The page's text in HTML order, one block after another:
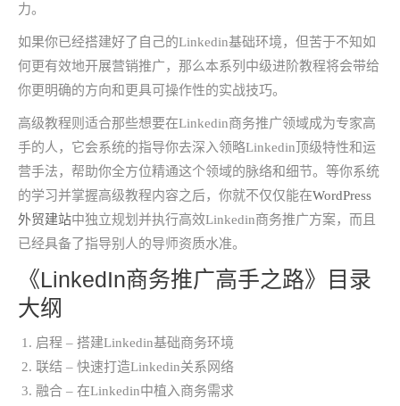
力。
如果你已经搭建好了自己的Linkedin基础环境，但苦于不知如
何更有效地开展营销推广，那么本系列中级进阶教程将会带给
你更明确的方向和更具可操作性的实战技巧。
高级教程则适合那些想要在Linkedin商务推广领域成为专家高
手的人，它会系统的指导你去深入领略Linkedin顶级特性和运
营手法，帮助你全方位精通这个领域的脉络和细节。等你系统
的学习并掌握高级教程内容之后，你就不仅仅能在WordPress
外贸建站中独立规划并执行高效Linkedin商务推广方案，而且
已经具备了指导别人的导师资质水准。
《LinkedIn商务推广高手之路》目录
大纲
启程 – 搭建Linkedin基础商务环境
联结 – 快速打造Linkedin关系网络
融合 – 在Linkedin中植入商务需求